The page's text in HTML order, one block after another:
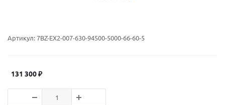
Артикул:7BZ-EX2-007-630-94500-5000-66-60-5
131 300₽